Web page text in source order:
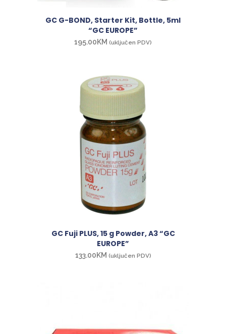
GC G-BOND, Starter Kit, Bottle, 5ml
“GC EUROPE”
195.00KM (uključen PDV)
GC Fuji PLUS, 15 g Powder, A3 “GC
EUROPE”
133.00KM (uključen PDV)